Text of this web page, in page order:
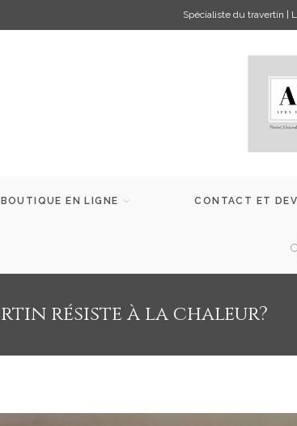
Spécialiste du travertin |
BOUTIQUE EN LIGNE CONTACT ET
résiste à la chaleur?